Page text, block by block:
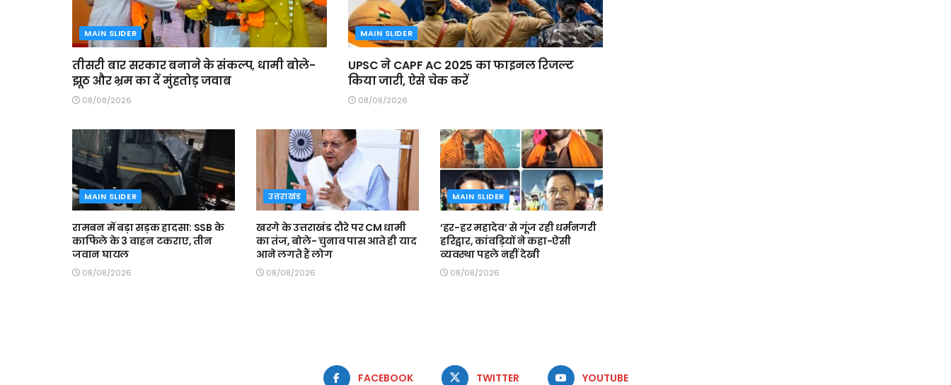
MAIN SLIDER
तीसरी बार सरकार बनाने के संकल्प, धामी बोले-
झूठ और भ्रम का दें मुंहतोड़ जवाब
08/08/2026
MAIN SLIDER
UPSC ने CAPF AC 2025 का फाइनल रिजल्ट
किया जारी, ऐसे चेक करें
08/08/2026
MAIN SLIDER
रामबन में बड़ा सड़क हादसा: SSB के
काफिले के 3 वाहन टकराए, तीन
जवान घायल
08/08/2026
उत्तराखंड
खरगे के उत्तराखंड दौरे पर CM धामी
का तंज, बोले- चुनाव पास आते ही याद
आने लगते हैं लोग
08/08/2026
MAIN SLIDER
‘हर-हर महादेव’ से गूंज रही धर्मनगरी
हरिद्वार, कांवड़ियों ने कहा-ऐसी
व्यवस्था पहले नहीं देखी
08/08/2026
FACEBOOK TWITTER YOUTUBE